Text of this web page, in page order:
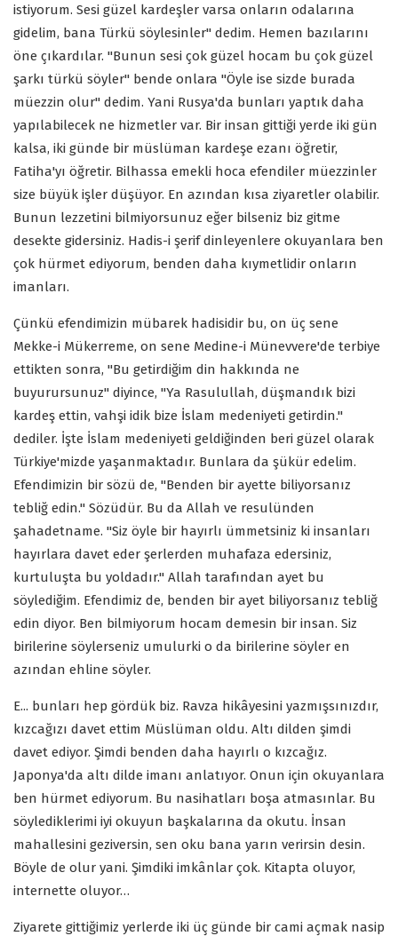
istiyorum. Sesi güzel kardeşler varsa onların odalarına
gidelim, bana Türkü söylesinler" dedim. Hemen bazılarını
öne çıkardılar. "Bunun sesi çok güzel hocam bu çok güzel
şarkı türkü söyler" bende onlara "Öyle ise sizde burada
müezzin olur" dedim. Yani Rusya'da bunları yaptık daha
yapılabilecek ne hizmetler var. Bir insan gittiği yerde iki gün
kalsa, iki günde bir müslüman kardeşe ezanı öğretir,
Fatiha'yı öğretir. Bilhassa emekli hoca efendiler müezzinler
size büyük işler düşüyor. En azından kısa ziyaretler olabilir.
Bunun lezzetini bilmiyorsunuz eğer bilseniz biz gitme
desekte gidersiniz. Hadis-i şerif dinleyenlere okuyanlara ben
çok hürmet ediyorum, benden daha kıymetlidir onların
imanları.
Çünkü efendimizin mübarek hadisidir bu, on üç sene
Mekke-i Mükerreme, on sene Medine-i Münevvere'de terbiye
ettikten sonra, "Bu getirdiğim din hakkında ne
buyurursunuz" diyince, "Ya Rasulullah, düşmandık bizi
kardeş ettin, vahşi idik bize İslam medeniyeti getirdin."
dediler. İşte İslam medeniyeti geldiğinden beri güzel olarak
Türkiye'mizde yaşanmaktadır. Bunlara da şükür edelim.
Efendimizin bir sözü de, "Benden bir ayette biliyorsanız
tebliğ edin." Sözüdür. Bu da Allah ve resulünden
şahadetname. "Siz öyle bir hayırlı ümmetsiniz ki insanları
hayırlara davet eder şerlerden muhafaza edersiniz,
kurtuluşta bu yoldadır." Allah tarafından ayet bu
söylediğim. Efendimiz de, benden bir ayet biliyorsanız tebliğ
edin diyor. Ben bilmiyorum hocam demesin bir insan. Siz
birilerine söylerseniz umulurki o da birilerine söyler en
azından ehline söyler.
E... bunları hep gördük biz. Ravza hikâyesini yazmışsınızdır,
kızcağızı davet ettim Müslüman oldu. Altı dilden şimdi
davet ediyor. Şimdi benden daha hayırlı o kızcağız.
Japonya'da altı dilde imanı anlatıyor. Onun için okuyanlara
ben hürmet ediyorum. Bu nasihatları boşa atmasınlar. Bu
söylediklerimi iyi okuyun başkalarına da okutu. İnsan
mahallesini geziversin, sen oku bana yarın verirsin desin.
Böyle de olur yani. Şimdiki imkânlar çok. Kitapta oluyor,
internette oluyor…
Ziyarete gittiğimiz yerlerde iki üç günde bir cami açmak nasip